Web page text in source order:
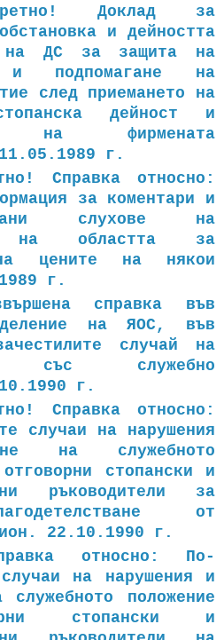
Доклад за
и дейността
на ДС за защита на
и подпомагане на
след приемането на
дейност и
на фирмената
г.
Справка относно:
за коментари и
слухове на
на областта за
цените на някои
г.
справка във
на ЯОС, във
случай на
със служебно
г.
Справка относно:
случаи на нарушения
на служебното
стопански и
ръководители за
от
22.10.1990 г.
относно: По-
на нарушения и
служебното положение
стопански и